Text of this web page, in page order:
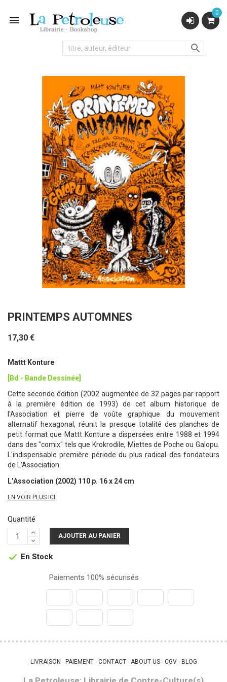

0

PRINTEMPS AUTOMNES
17,30 €
Mattt Konture
[Bd - Bande Dessinée]
Cette seconde édition (2002 augmentée de 32 pages par rapport
à la première édition de 1993) de cet album historique de
l'Association et pierre de voûte graphique du mouvement
alternatif hexagonal, réunit la presque totalité des planches de
petit format que Mattt Konture a dispersées entre 1988 et 1994
dans des "comix" tels que Krokrodile, Miettes de Poche ou Galopu.
L'indispensable première période du plus radical des fondateurs
de L'Association.
L’Association (2002) 110 p. 16 x 24 cm
EN VOIR PLUS ICI
Quantité
AJOUTER AU PANIER
 En Stock
Paiements 100% sécurisés
LIVRAISON - PAIEMENT - CONTACT - ABOUT US - CGV - BLOG